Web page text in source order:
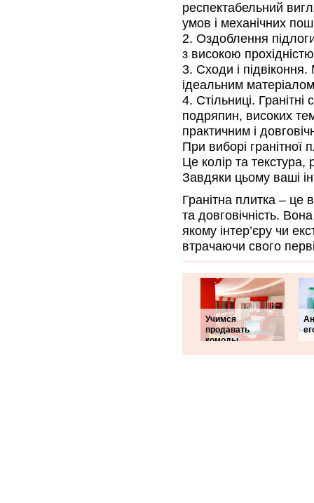
респектабельний
умов і механічних
Оздоблення
з високою
Сходи і підвіконня.
ідеальним
Стільниці. Гранітні
подряпин, високих
практичним і
При виборі гранітної
Це колір та текстура,
Завдяки цьому ваші
Гранітна плитка – це
та довговічність.
якому інтер’єру чи
втрачаючи свого
Учимся
продавать
комоды